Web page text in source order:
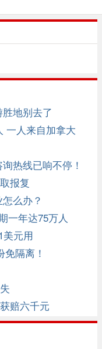
地别去了
一人来自加拿大
热线已响不停！
报复
么办？
一年达75万人
元用
隔离！
赔六千元